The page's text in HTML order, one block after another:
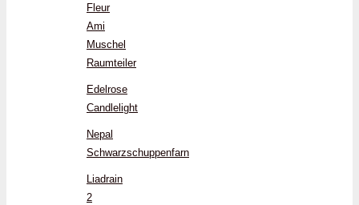
Fleur
Ami
Muschel
Raumteiler
Edelrose
Candlelight
Nepal
Schwarzschuppenfarn
Liadrain
2